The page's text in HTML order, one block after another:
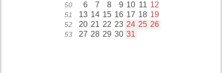
50 6 7 8 9 10 11 12
51 13 14 15 16 17 18 19
52 20 21 22 23 24 25 26
53 27 28 29 30 31